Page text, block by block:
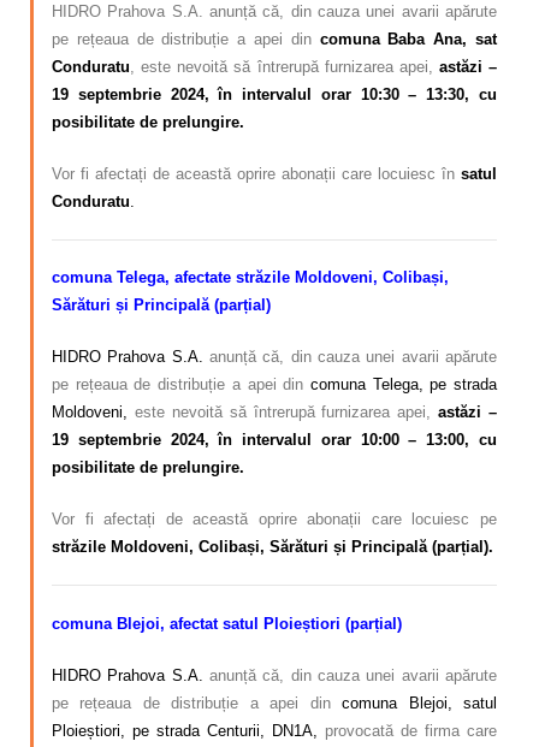
HIDRO Prahova S.A. anunță că, din cauza unei avarii apărute
pe rețeaua de distribuție a apei din comuna Baba Ana, sat
Conduratu , este nevoită să întrerupă furnizarea apei, astăzi –
19 septembrie 2024, în intervalul orar 10:30 – 13:30, cu
posibilitate de prelungire.
Vor fi afectați de această oprire abonații care locuiesc în satul
Conduratu
comuna Telega, afectate străzile Moldoveni, Colibași,
Sărături și Principală (parțial)
HIDRO Prahova S.A. anunță că, din cauza unei avarii apărute
pe rețeaua de distribuție a apei din comuna Telega, pe strada
Moldoveni, este nevoită să întrerupă furnizarea apei,astăzi –
19 septembrie 2024, în intervalul orar 10:00 – 13:00, cu
posibilitate de prelungire.
Vor fi afectați de această oprire abonații care locuiesc pe
străzile Moldoveni, Colibași, Sărături și Principală (parțial).
comuna Blejoi, afectat satul Ploieștiori (parțial)
HIDRO Prahova S.A. anunță că, din cauza unei avarii apărute
pe rețeaua de distribuție a apei dincomuna Blejoi, satul
Ploieștiori, pe strada Centurii, DN1A,
provocată de firma care